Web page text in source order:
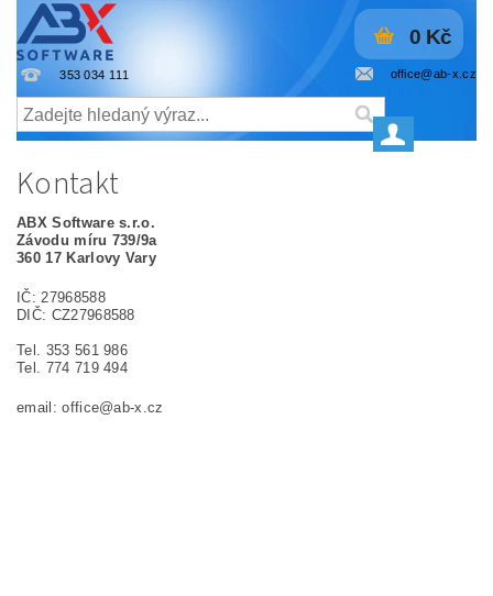
353 034 111 office@ab-x.cz
0 Kč
Kontakt
ABX Software s.r.o.
Závodu míru 739/9a
360 17 Karlovy Vary
IČ: 27968588
DIČ: CZ27968588
Tel. 353 561 986
Tel. 774 719 494
email: office@ab-x.cz